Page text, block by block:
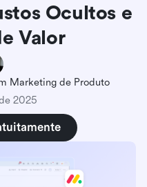
Ocultos e
Valor
Marketing de Produto
2025